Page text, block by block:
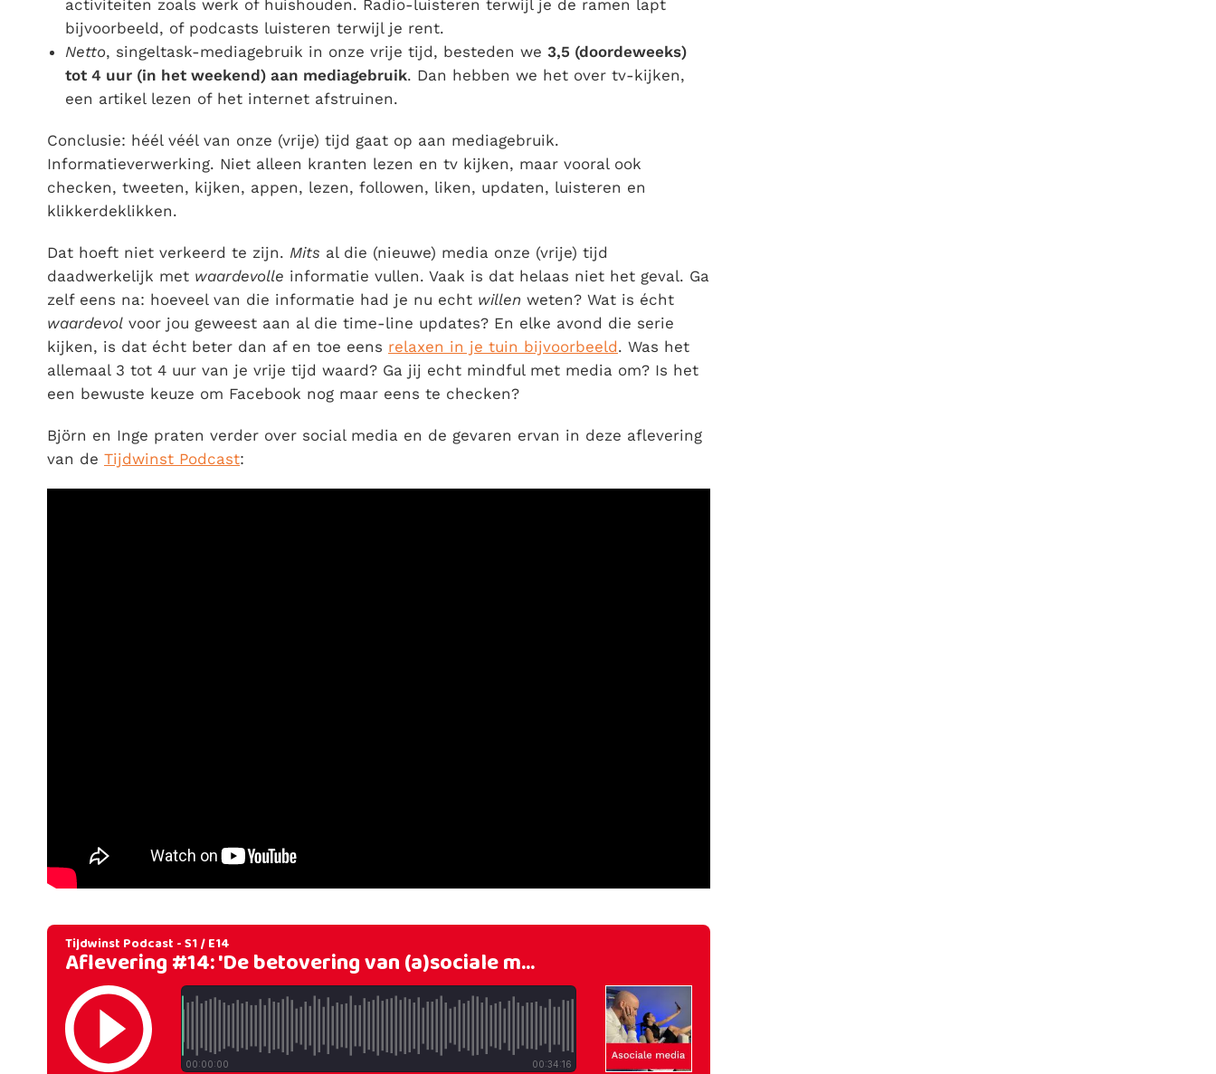
activiteiten zoals werk of huishouden. Radio-luisteren terwijl je de ramen lapt
bijvoorbeeld, of podcasts luisteren terwijl je rent.
Netto, singeltask-mediagebruik in onze vrije tijd, besteden we 3,5 (doordeweeks)
tot 4 uur (in het weekend) aan mediagebruik. Dan hebben we het over tv-kijken,
een artikel lezen of het internet afstruinen.
Conclusie: héél véél van onze (vrije) tijd gaat op aan mediagebruik.
Informatieverwerking. Niet alleen kranten lezen en tv kijken, maar vooral ook
checken, tweeten, kijken, appen, lezen, followen, liken, updaten, luisteren en
klikkerdeklikken.
Dat hoeft niet verkeerd te zijn. Mits al die (nieuwe) media onze (vrije) tijd
daadwerkelijk met waardevolle informatie vullen. Vaak is dat helaas niet het geval. Ga
zelf eens na: hoeveel van die informatie had je nu echt willen weten? Wat is écht
waardevol voor jou geweest aan al die time-line updates? En elke avond die serie
kijken, is dat écht beter dan af en toe eens relaxen in je tuin bijvoorbeeld. Was het
allemaal 3 tot 4 uur van je vrije tijd waard? Ga jij echt mindful met media om? Is het
een bewuste keuze om Facebook nog maar eens te checken?
Björn en Inge praten verder over social media en de gevaren ervan in deze aflevering
van de Tijdwinst Podcast: